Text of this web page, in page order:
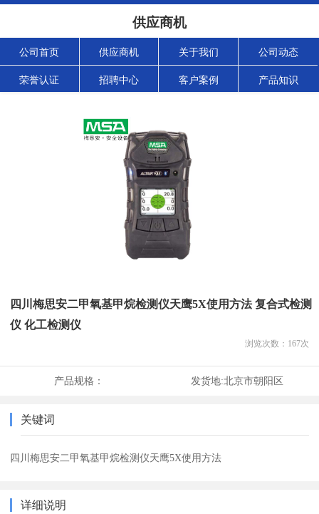
供应商机
公司首页 供应商机 关于我们 公司动态
荣誉认证 招聘中心 客户案例 产品知识
四川梅思安二甲氧基甲烷检测仪天鹰5X使用方法 复合式检测
仪 化工检测仪
浏览次数： 167次
产品规格： 发货地:北京市朝阳区
关键词
四川梅思安二甲氧基甲烷检测仪天鹰5X使用方法
详细说明